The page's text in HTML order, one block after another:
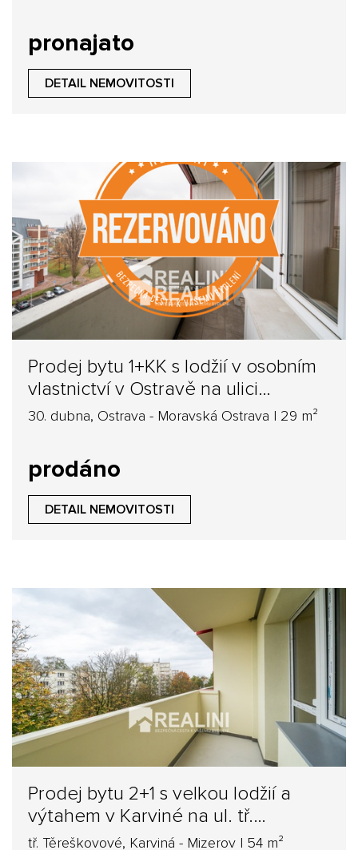
pronajato
DETAIL NEMOVITOSTI
Prodej bytu 1+KK s lodžií v osobním
vlastnictví v Ostravě na ulici
30.dubna
30. dubna, Ostrava - Moravská Ostrava | 29 m²
prodáno
DETAIL NEMOVITOSTI
Prodej bytu 2+1 s velkou lodžií a
výtahem v Karviné na ul. tř.
Těreškovové
tř. Těreškovové, Karviná - Mizerov | 54 m²